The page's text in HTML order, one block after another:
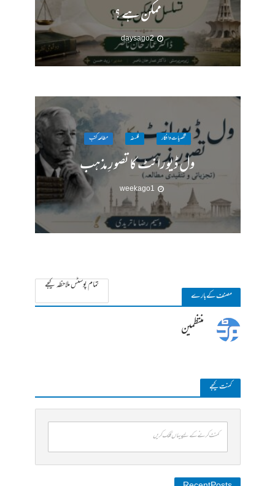
ممکن ہے ؟
2 days ago
شخصیات وافکار فلسفہ مطالعہ کتب
ول ڈیورانٹ کا تصورِ مذہب
1 week ago
مصنف کے بارے
تمام پوسٹس ملاحظہ کیجے
منتظمین
کمنت کیجے
کمنٹ کرنے کے لیے یہاں کلک کریں